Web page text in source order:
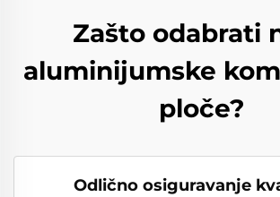
Zašto odabrati
aluminijumske
ploče?
Odlično osiguravanje